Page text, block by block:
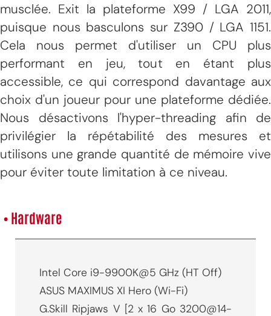
musclée. Exit la plateforme X99 / LGA 2011,
puisque nous basculons sur Z390 / LGA 1151.
Cela nous permet d'utiliser un CPU plus
performant en jeu, tout en étant plus
accessible, ce qui correspond davantage aux
choix d'un joueur pour une plateforme dédiée.
Nous désactivons l'hyper-threading afin de
privilégier la répétabilité des mesures et
utilisons une grande quantité de mémoire vive
pour éviter toute limitation à ce niveau.
• Hardware
Intel Core i9-9900K@5 GHz (HT Off)
ASUS MAXIMUS XI Hero (Wi-Fi)
G.Skill Ripjaws V [2 x 16 Go 3200@14-